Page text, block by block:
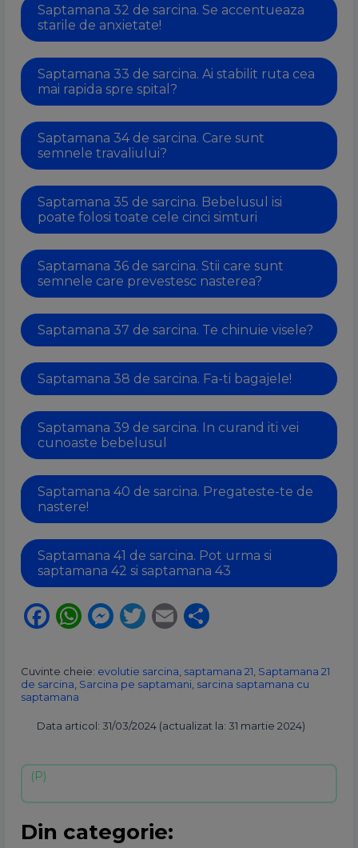
Saptamana 32 de sarcina. Se accentueaza
starile de anxietate!
Saptamana 33 de sarcina. Ai stabilit ruta cea
mai rapida spre spital?
Saptamana 34 de sarcina. Care sunt
semnele travaliului?
Saptamana 35 de sarcina. Bebelusul isi
poate folosi toate cele cinci simturi
Saptamana 36 de sarcina. Stii care sunt
semnele care prevestesc nasterea?
Saptamana 37 de sarcina. Te chinuie visele?
Saptamana 38 de sarcina. Fa-ti bagajele!
Saptamana 39 de sarcina. In curand iti vei
cunoaste bebelusul
Saptamana 40 de sarcina. Pregateste-te de
nastere!
Saptamana 41 de sarcina. Pot urma si
saptamana 42 si saptamana 43
Facebook
WhatsApp
Messenger
Twitter
Email
Cuvinte cheie: evolutie sarcina saptamana 21 Saptamana 21
de sarcina Sarcina pe saptamani sarcina saptamana cu
saptamana
Data articol: 31/03/2024 (actualizat la: 31 martie 2024)
Din categorie: